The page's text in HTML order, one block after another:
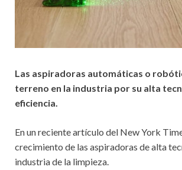
Las aspiradoras automáticas o
terreno en la industria por su alta
eficiencia.
En un reciente artículo del New York
crecimiento de las aspiradoras de alta
industria de la limpieza.